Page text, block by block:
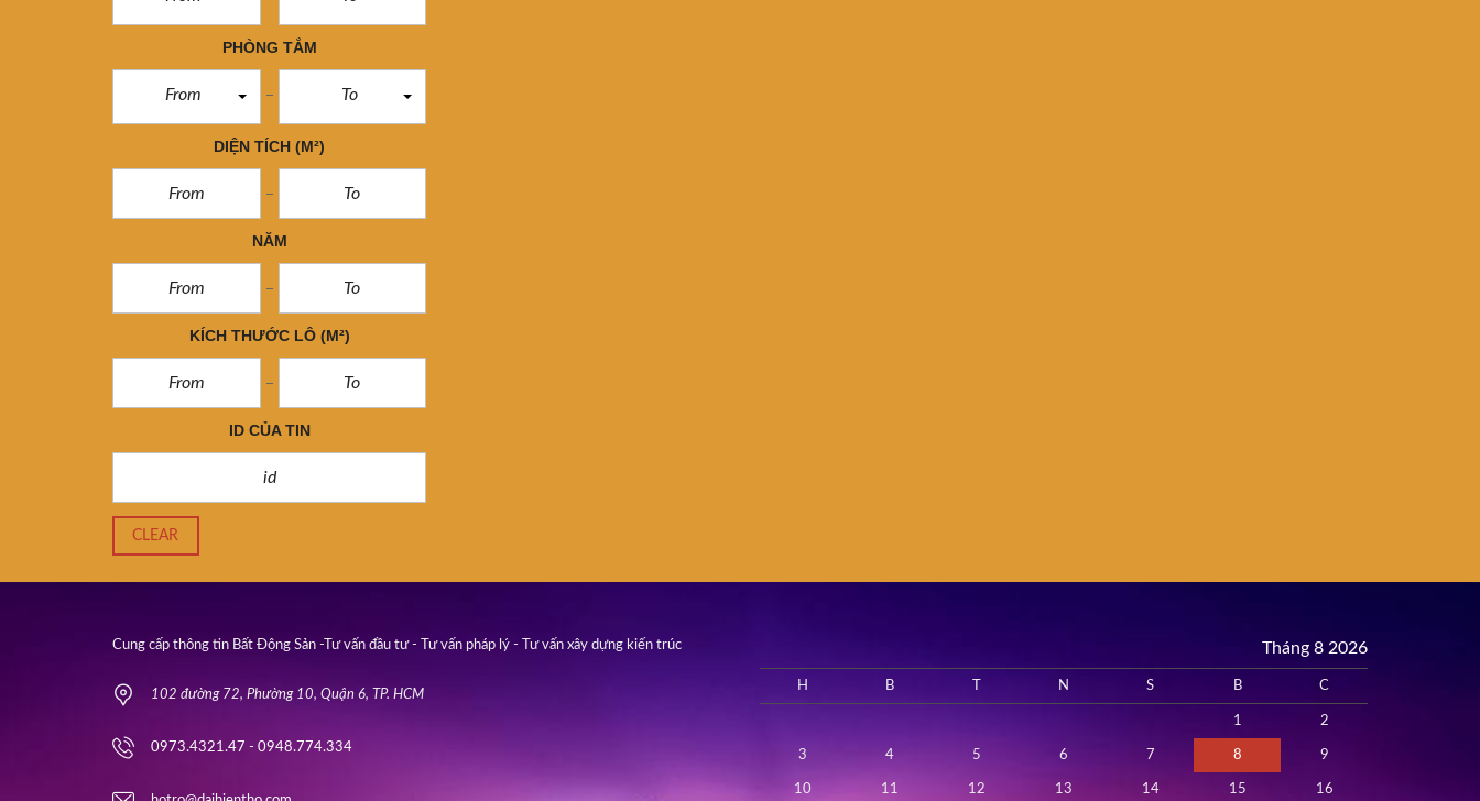
PHÒNG TẮM
From To
DIỆN TÍCH (M²)
NĂM
KÍCH THƯỚC LÔ (M²)
ID CỦA TIN
CLEAR
Cung cấp thông tin Bất Động Sản -Tư vấn đầu tư - Tư vấn pháp lý - Tư vấn xây dựng kiến trúc
102 đường 72, Phường 10, Quận 6, TP. HCM
0973.4321.47 - 0948.774.334
Tháng 8 2026
H B N S B C
1 2
3 4 5 6 7 8 9
10 11 12 13 14 15 16